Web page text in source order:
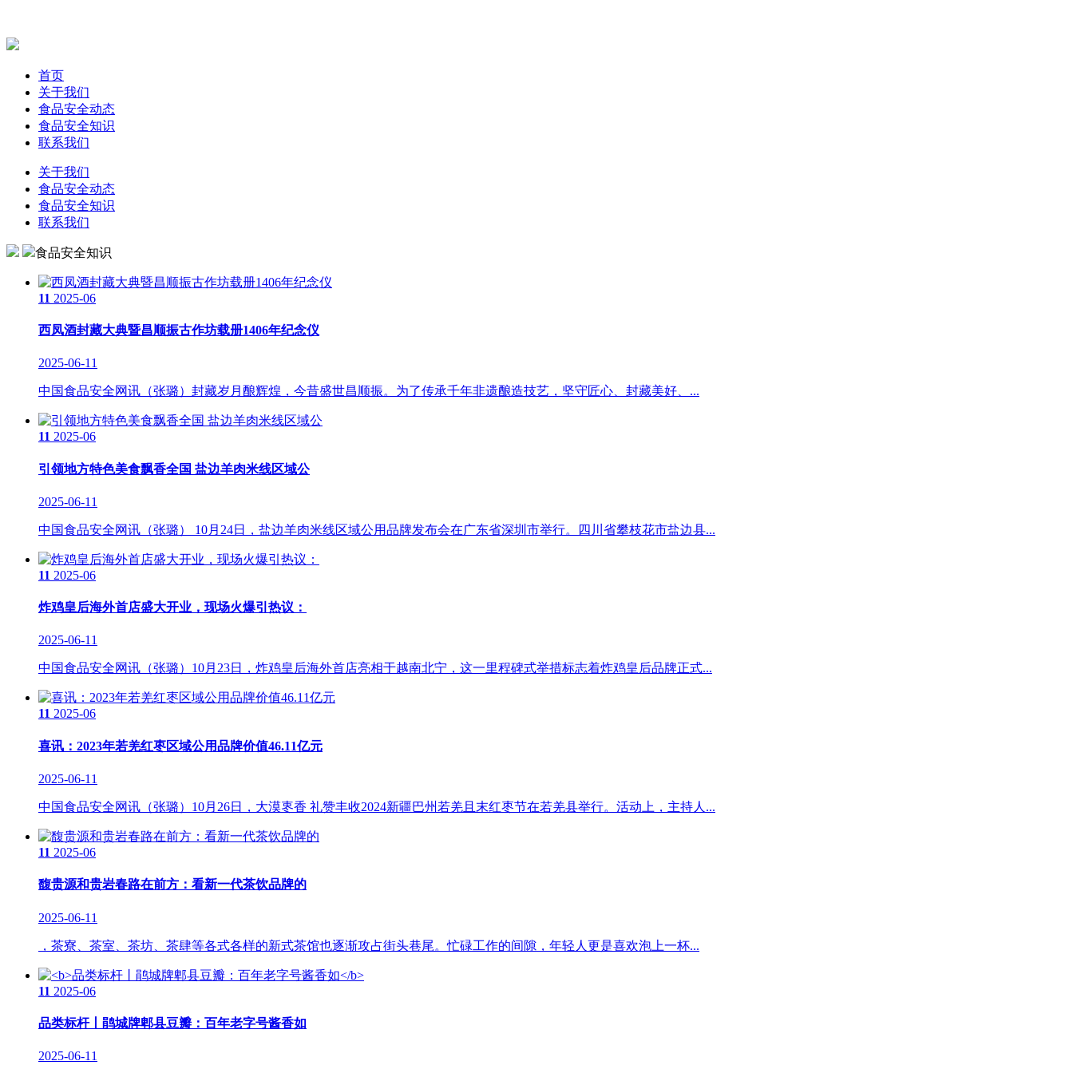
首页
关于我们
食品安全动态
食品安全知识
联系我们
关于我们
食品安全动态
食品安全知识
联系我们
食品安全知识
11 2025-06
西凤酒封藏大典暨昌顺振古作坊载册1406年纪念仪
2025-06-11
中国食品安全网讯（张璐）封藏岁月酿辉煌，今昔盛世昌顺振。为了传承千年非遗酿造技艺，坚守匠心、封藏美好、...
11 2025-06
引领地方特色美食飘香全国 盐边羊肉米线区域公
2025-06-11
中国食品安全网讯（张璐） 10月24日，盐边羊肉米线区域公用品牌发布会在广东省深圳市举行。四川省攀枝花市盐边县...
11 2025-06
炸鸡皇后海外首店盛大开业，现场火爆引热议：
2025-06-11
中国食品安全网讯（张璐）10月23日，炸鸡皇后海外首店亮相于越南北宁，这一里程碑式举措标志着炸鸡皇后品牌正式...
11 2025-06
喜讯：2023年若羌红枣区域公用品牌价值46.11亿元
2025-06-11
中国食品安全网讯（张璐）10月26日，大漠栆香 礼赞丰收2024新疆巴州若羌且末红枣节在若羌县举行。活动上，主持人...
11 2025-06
馥贵源和贵岩春路在前方：看新一代茶饮品牌的
2025-06-11
，茶寮、茶室、茶坊、茶肆等各式各样的新式茶馆也逐渐攻占街头巷尾。忙碌工作的间隙，年轻人更是喜欢泡上一杯...
11 2025-06
品类标杆丨鹃城牌郫县豆瓣：百年老字号酱香如
2025-06-11